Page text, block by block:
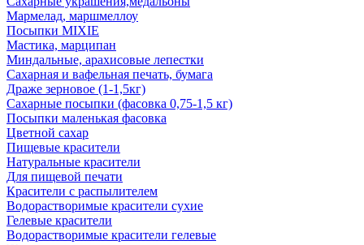
Мармелад, маршмеллоу
Посыпки MIXIE
Мастика, марципан
Миндальные, арахисовые лепестки
Сахарная и вафельная печать, бумага
Драже зерновое (1-1,5кг)
Сахарные посыпки (фасовка 0,75-1,5 кг)
Посыпки маленькая фасовка
Цветной сахар
Пищевые красители
Натуральные красители
Для пищевой печати
Красители с распылителем
Водорастворимые красители сухие
Гелевые красители
Водорастворимые красители гелевые